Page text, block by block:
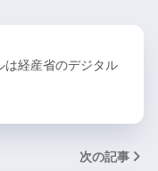
は経産省のデジタル
次の記事